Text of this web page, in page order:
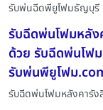
รับพ่นฉีดพียูโฟมธัญบุรี
รับฉีดพ่นโฟมหลัง
ด้วย รับฉีดพ่นโฟ
รับพ่นพียูโฟม
รับฉีดพ่นโฟมหลังคารัง